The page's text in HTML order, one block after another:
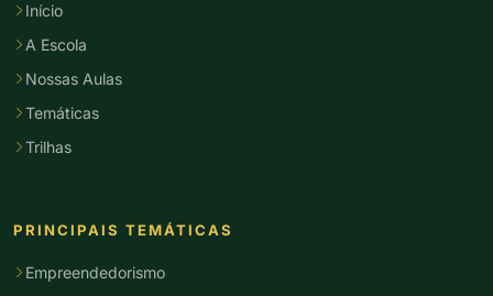
Início
A Escola
Nossas Aulas
Temáticas
Trilhas
PRINCIPAIS TEMÁTICAS
Empreendedorismo